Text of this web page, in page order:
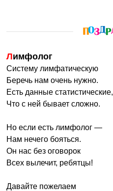
Лимфолог
Систему лимфатическую
Беречь нам очень нужно.
Есть данные статистические,
Что с ней бывает сложно.
Но если есть лимфолог —
Нам нечего бояться.
Он нас без оговорок
Всех вылечит, ребятцы!
Давайте пожелаем